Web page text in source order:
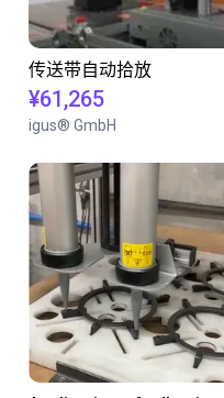
传送带自动拾放
¥61,265
igus® GmbH